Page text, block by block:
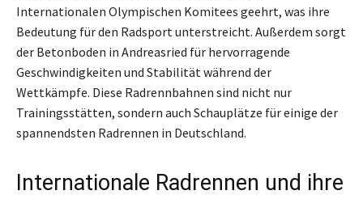
Internationalen Olympischen Komitees geehrt, was ihre
Bedeutung für den Radsport unterstreicht. Außerdem sorgt
der Betonboden in Andreasried für hervorragende
Geschwindigkeiten und Stabilität während der
Wettkämpfe. Diese Radrennbahnen sind nicht nur
Trainingsstätten, sondern auch Schauplätze für einige der
spannendsten Radrennen in Deutschland.
Internationale Radrennen und ihre